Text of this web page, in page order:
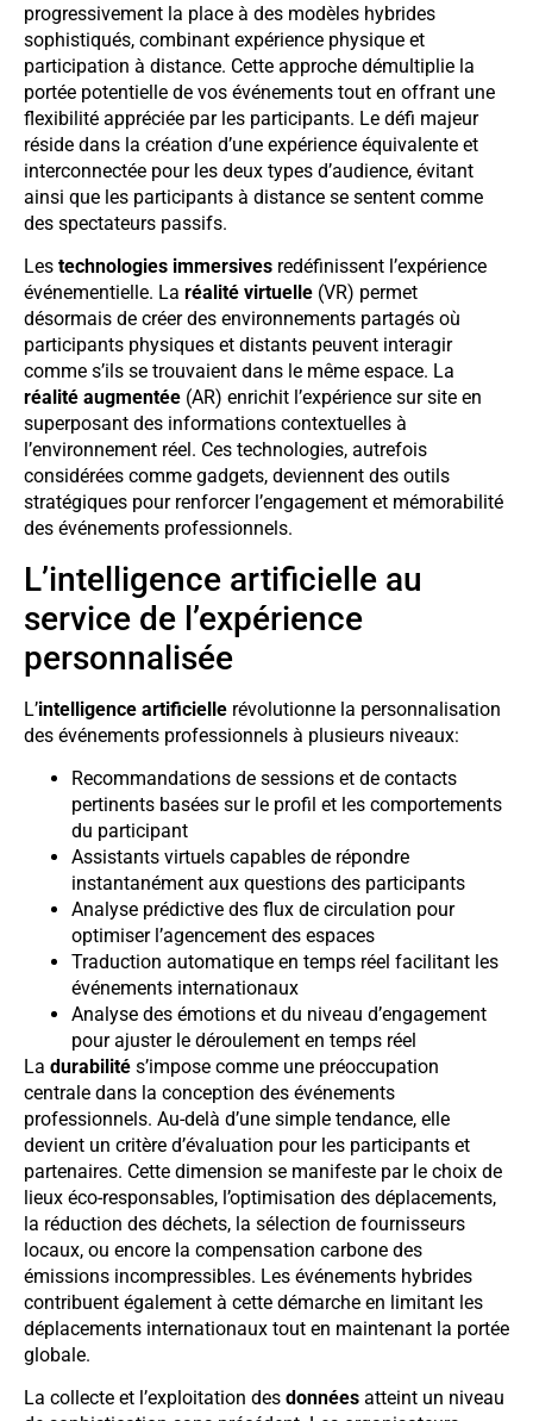
progressivement la place à des modèles hybrides
sophistiqués, combinant expérience physique et
participation à distance. Cette approche démultiplie la
portée potentielle de vos événements tout en offrant une
flexibilité appréciée par les participants. Le défi majeur
réside dans la création d’une expérience équivalente et
interconnectée pour les deux types d’audience, évitant
ainsi que les participants à distance se sentent comme
des spectateurs passifs.
Les technologies immersives redéfinissent l’expérience
événementielle. La réalité virtuelle (VR) permet
désormais de créer des environnements partagés où
participants physiques et distants peuvent interagir
comme s’ils se trouvaient dans le même espace. La
réalité augmentée (AR) enrichit l’expérience sur site en
superposant des informations contextuelles à
l’environnement réel. Ces technologies, autrefois
considérées comme gadgets, deviennent des outils
stratégiques pour renforcer l’engagement et mémorabilité
des événements professionnels.
L’intelligence artificielle au
service de l’expérience
personnalisée
L’intelligence artificielle révolutionne la personnalisation
des événements professionnels à plusieurs niveaux:
Recommandations de sessions et de contacts
pertinents basées sur le profil et les comportements
du participant
Assistants virtuels capables de répondre
instantanément aux questions des participants
Analyse prédictive des flux de circulation pour
optimiser l’agencement des espaces
Traduction automatique en temps réel facilitant les
événements internationaux
Analyse des émotions et du niveau d’engagement
pour ajuster le déroulement en temps réel
La durabilité s’impose comme une préoccupation
centrale dans la conception des événements
professionnels. Au-delà d’une simple tendance, elle
devient un critère d’évaluation pour les participants et
partenaires. Cette dimension se manifeste par le choix de
lieux éco-responsables, l’optimisation des déplacements,
la réduction des déchets, la sélection de fournisseurs
locaux, ou encore la compensation carbone des
émissions incompressibles. Les événements hybrides
contribuent également à cette démarche en limitant les
déplacements internationaux tout en maintenant la portée
globale.
La collecte et l’exploitation des données atteint un niveau